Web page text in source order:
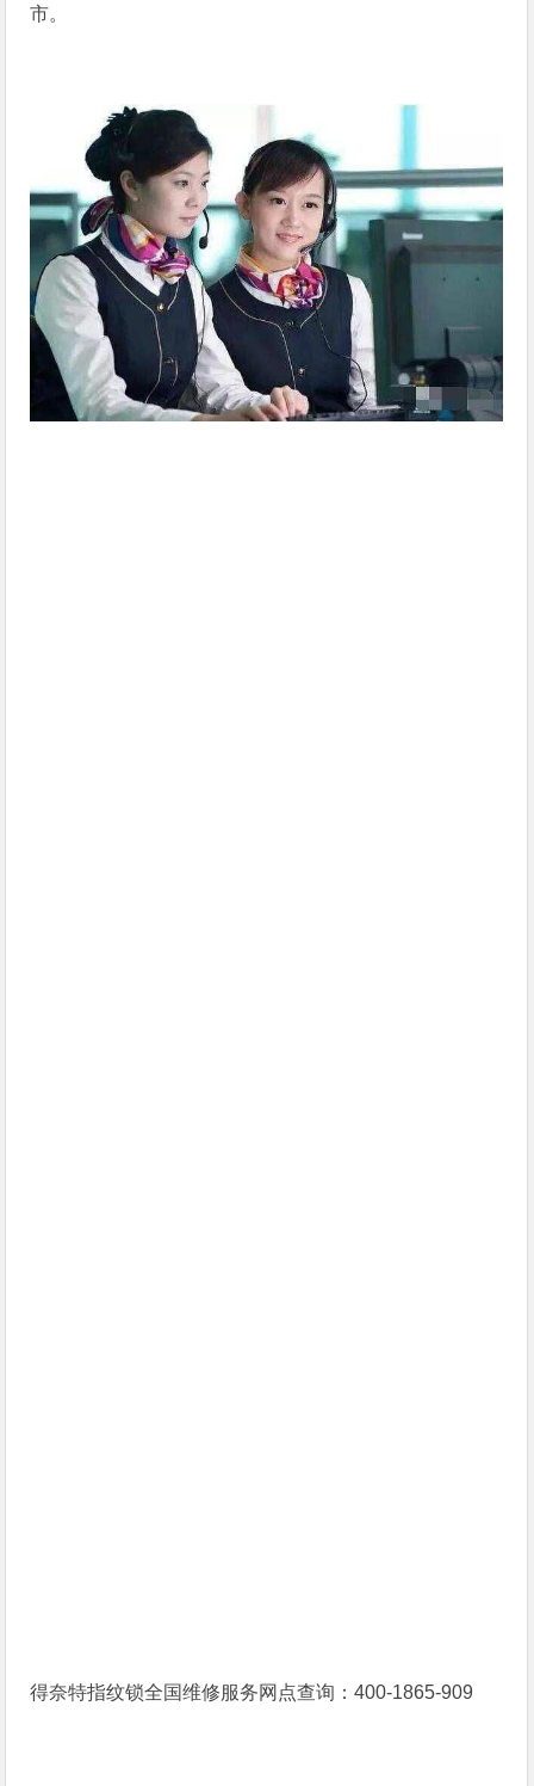
市。
得奈特指纹锁全国维修服务网点查询：400-1865-909